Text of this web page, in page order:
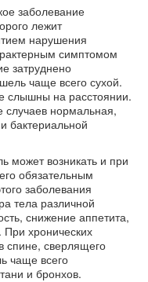
заболевание
лежит
нарушения
симптомом
затруднено
чаще всего сухой.
слышны на расстоянии.
случаев нормальная,
бактериальной
может возникать и при
обязательным
заболевания
тела различной
снижение аппетита,
При хронических
спине, сверлящего
чаще всего
и бронхов.